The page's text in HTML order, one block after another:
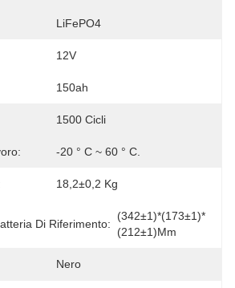
LiFePO4
12V
150ah
1500 Cicli
-20 ° C ~ 60 ° C.
18,2±0,2 Kg
Di Riferimento:
(342±1)*(173±1)*
(212±1)mm
Nero